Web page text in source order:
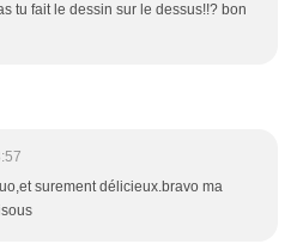
tu fait le dessin sur le dessus!!? bon
surement délicieux.bravo ma